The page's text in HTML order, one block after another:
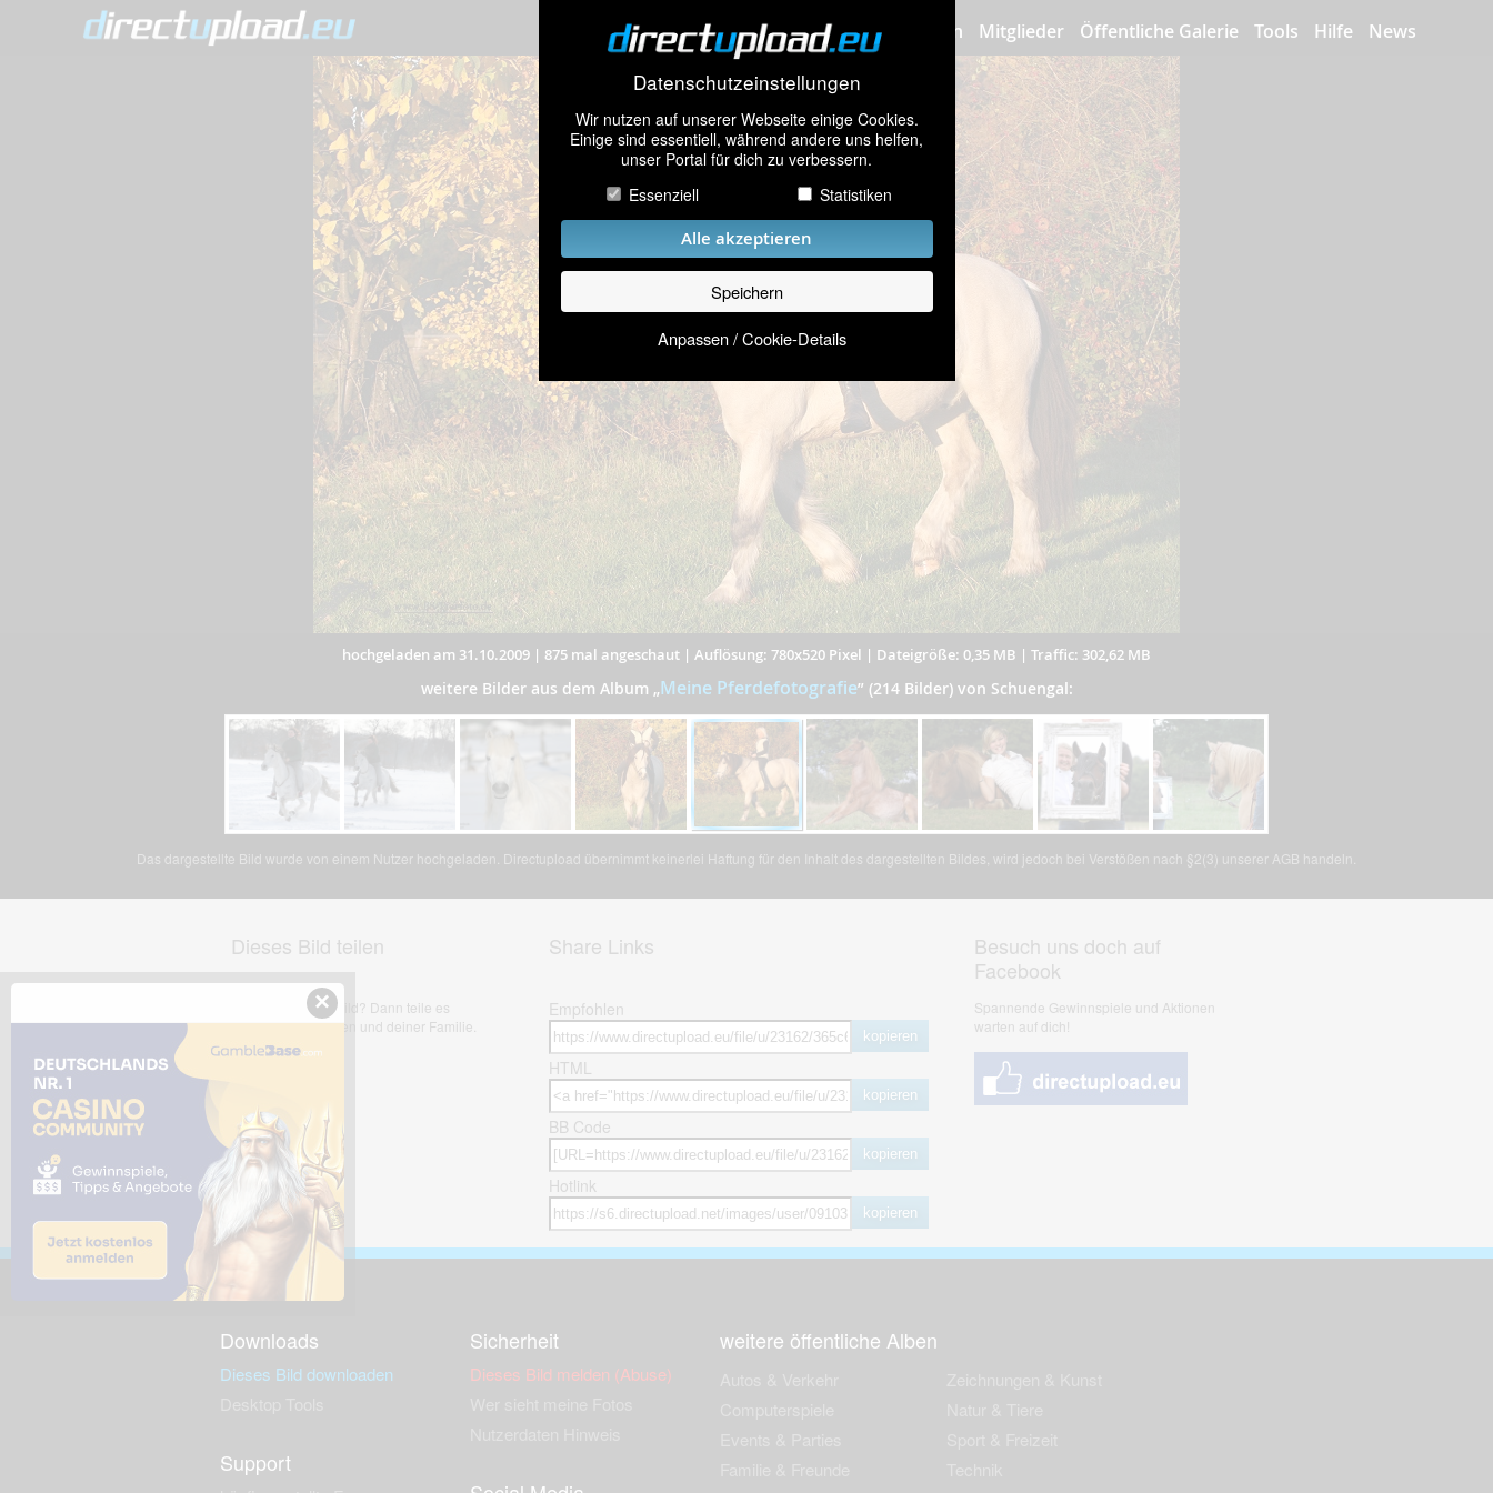
Datenschutzeinstellungen
Wir nutzen auf unserer Webseite einige Cookies.
Einige sind essentiell, während andere uns helfen,
unser Portal für dich zu verbessern.
Essenziell
Statistiken
Alle akzeptieren
Speichern
Anpassen / Cookie-Details
Bilder hochladen Mitglieder Öffentliche Galerie Tools Hilfe News
hochgeladen am 31.10.2009 | 875 mal angeschaut | Auflösung: 780x520 Pixel | Dateigröße: 0,35 MB | Traffic: 302,62 MB
weitere Bilder aus dem Album „Meine Pferdefotografie” (214 Bilder) von Schuengal:
Das dargestellte Bild wurde von einem Nutzer hochgeladen. Directupload übernimmt keinerlei Haftung für den Inhalt des dargestellten Bildes, wird jedoch bei Verstößen nach §2(3) unserer AGB handeln.
Dieses Bild teilen
Dir gefällt dieses Bild? Dann teile es
mit deinen Freunden und deiner Familie.
Share Links
Empfohlen
kopieren
HTML
kopieren
BB Code
kopieren
Hotlink
kopieren
Besuch uns doch auf
Facebook
Spannende Gewinnspiele und Aktionen
warten auf dich!
Downloads
Dieses Bild downloaden
Support
Sicherheit
Dieses Bild melden (Abuse)
weitere öffentliche Alben
×